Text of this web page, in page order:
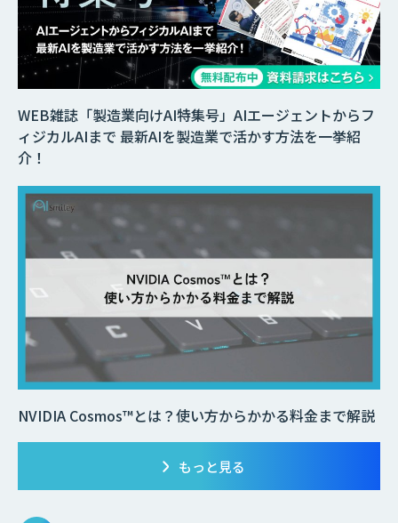
WEB雑誌「製造業向けAI特集号」AIエージェントからフ
ィジカルAIまで 最新AIを製造業で活かす方法を一挙紹
介！
NVIDIA Cosmos™とは？使い方からかかる料金まで解説
もっと見る